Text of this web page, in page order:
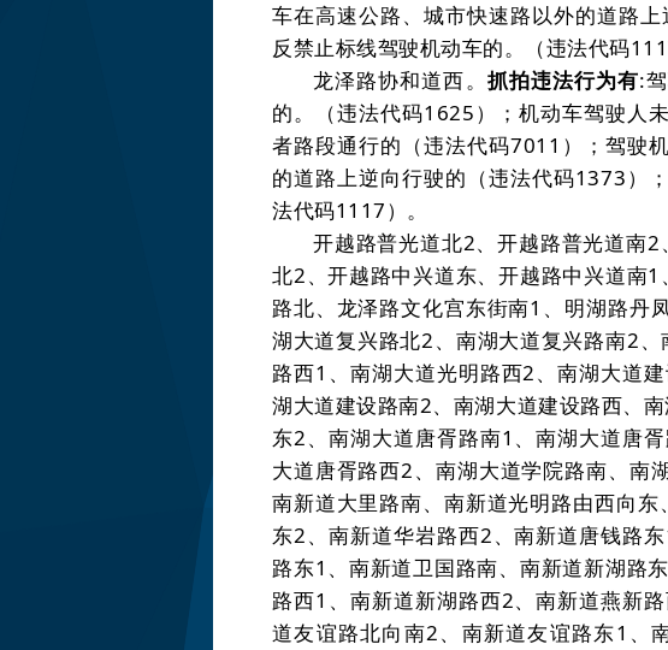
车在高速公路、城市快速路以外的道路上
反禁止标线驾驶机动车的。
（违法代码
龙泽路协和道西。 抓拍违法行为有:
的。
（违法代码1625）
；机动车驾驶人
者路段通行的 （违法代码7011 ）
；驾驶
的道路上逆向行驶的 （违法代码1373）
法代码1117）。
开越路普光道北2、开越路普光道南2
北2、开越路中兴道东、开越路中兴道南1
路北、龙泽路文化宫东街南1 、明湖路丹
湖大道复兴路北2、南湖大道复兴路南2
路西1 、南湖大道光明路西2、南湖大道
湖大道建设路南2、南湖大道建设路西、
东2、南湖大道唐胥路南1 、南湖大道唐
大道唐胥路西2、南湖大道学院路南、南
南新道大里路南、南新道光明路由西向东
东2、南新道华岩路西2、南新道唐钱路东
路东1 、南新道卫国路南、南新道新湖路东
路西1 、南新道新湖路西2、南新道燕新
道友谊路北向南2、南新道友谊路东1 、